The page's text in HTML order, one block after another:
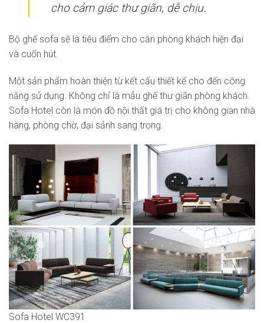
cho cảm giác thư giãn, dễ chịu.
Bộ ghế sofa sẽ là tiêu điểm cho căn phòng khách hiện đại
và cuốn hút.
Một sản phẩm hoàn thiện từ kết cấu thiết kế cho đến công
năng sử dụng. Không chỉ là mẫu ghế thư giãn phòng khách.
Sofa Hotel còn là món đồ nội thất giá trị cho không gian nhà
hàng, phòng chờ, đại sảnh sang trọng.
Sofa Hotel WC391